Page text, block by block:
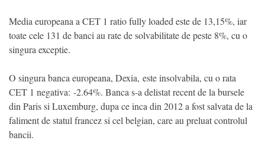
Media europeana a CET 1 ratio fully loaded este de 13,15%, iar
toate cele 131 de banci au rate de solvabilitate de peste 8%, cu o
singura exceptie.
O singura banca europeana, Dexia, este insolvabila, cu o rata
CET 1 negativa: -2.64%. Banca s-a delistat recent de la bursele
din Paris si Luxemburg, dupa ce inca din 2012 a fost salvata de la
faliment de statul francez si cel belgian, care au preluat controlul
bancii.